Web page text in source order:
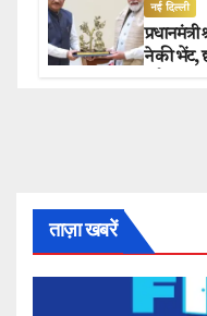
नई दिल्ली
प्रधानमंत्री
ने की भेंट,
ताज़ा खबरें